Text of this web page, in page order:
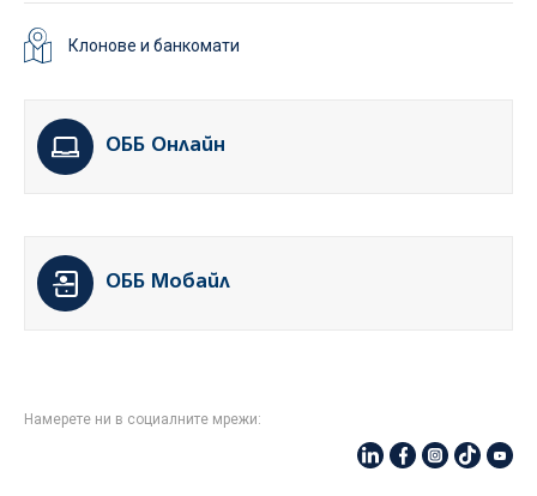
Клонове и банкомати
ОББ Онлайн
ОББ Мобайл
Намерете ни в социалните мрежи: